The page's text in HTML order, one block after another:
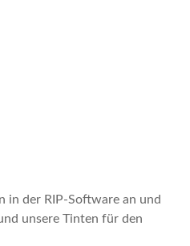
in der RIP-Software an und
unsere Tinten für den